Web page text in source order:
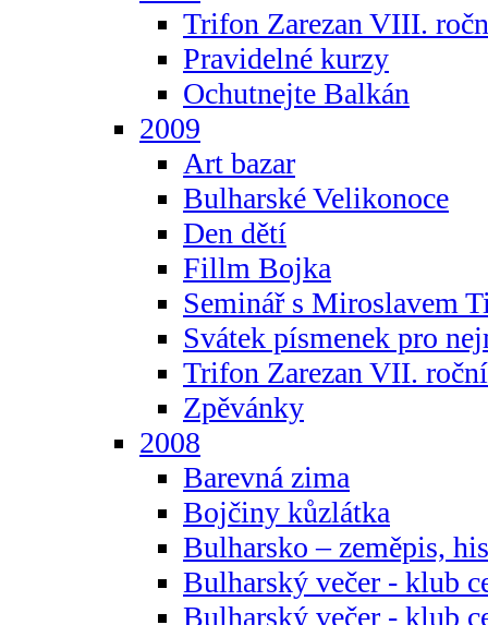
Trifon Zarezan VIII.
Pravidelné kurzy
Ochutnejte Balkán
2009
Art bazar
Bulharské Velikonoce
Den dětí
Fillm Bojka
Seminář s Miroslavem
Svátek písmenek pro
Trifon Zarezan VII.
Zpěvánky
2008
Barevná zima
Bojčiny kůzlátka
Bulharsko – zeměpis,
Bulharský večer - klub
Bulharský večer - klub